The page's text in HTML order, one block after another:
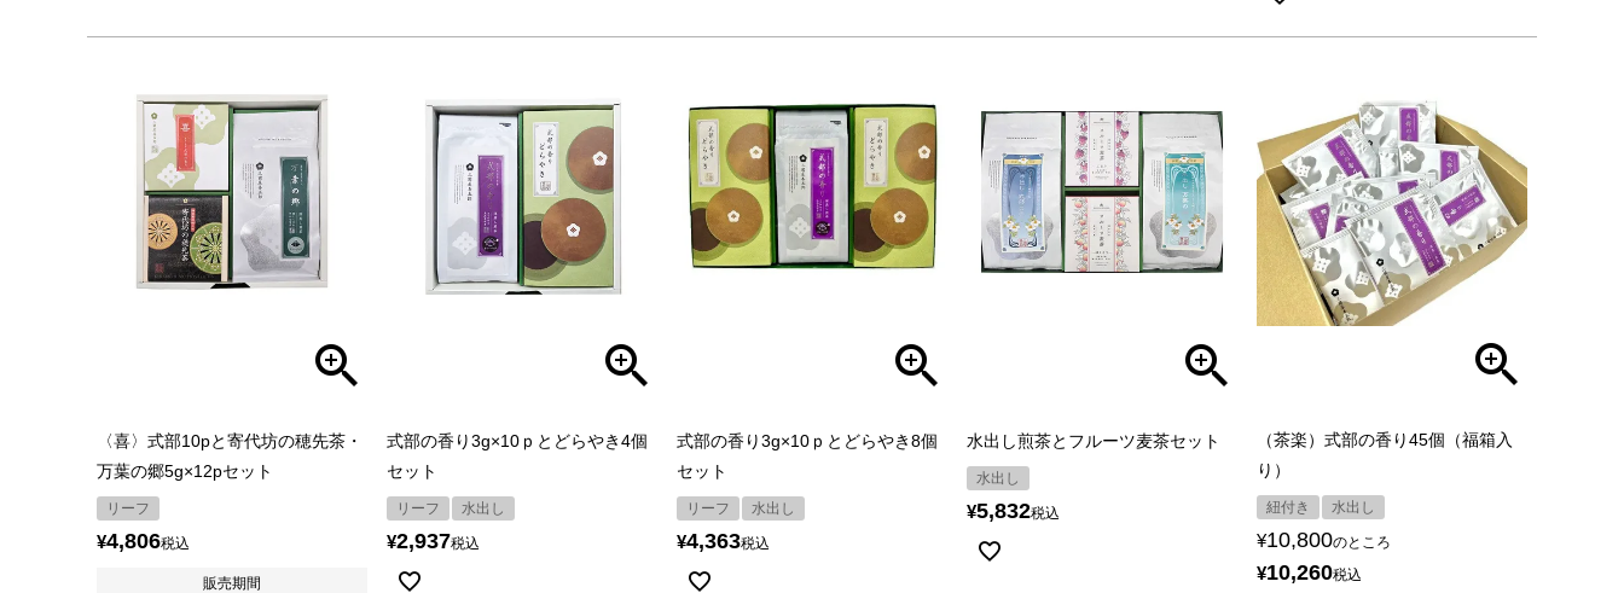
〈喜〉式部10pと寄代坊の穂先茶・
万葉の郷5g×12pセット
リーフ
¥4,806税込
販売期間
式部の香り3g×10ｐとどらやき4個
セット
リーフ 水出し
¥2,937税込
式部の香り3g×10ｐとどらやき8個
セット
リーフ 水出し
¥4,363税込
水出し煎茶とフルーツ麦茶セット
水出し
¥5,832税込
（茶楽）式部の香り45個（福箱入
り）
紐付き 水出し
¥10,800のところ
¥10,260税込